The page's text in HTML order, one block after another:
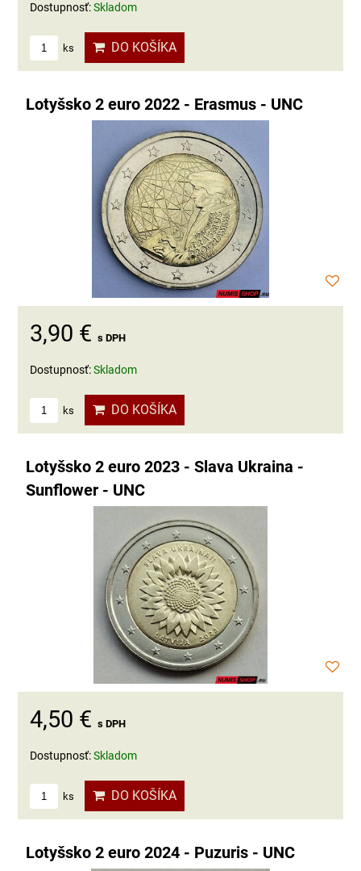
Dostupnosť:Skladom
ks DO KOŠÍKA
Lotyšsko 2 euro 2022 - Erasmus - UNC
3,90 € s DPH
Dostupnosť:Skladom
ks DO KOŠÍKA
Lotyšsko 2 euro 2023 - Slava Ukraina -
Sunflower - UNC
4,50 € s DPH
Dostupnosť:Skladom
ks DO KOŠÍKA
Lotyšsko 2 euro 2024 - Puzuris - UNC